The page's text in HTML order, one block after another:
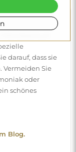
an, mit dem Sie
zusätzlich einen
direkt in
80×120 cm oder
Produkten
nicht
die Sendung